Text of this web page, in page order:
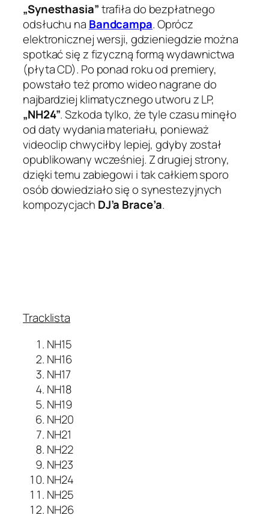
„Synesthasia”trafiła do bezpłatnego
odsłuchu na Bandcampa. Oprócz
elektronicznej wersji, gdzieniegdzie można
spotkać się z fizyczną formą wydawnictwa
(płyta CD). Po ponad roku od premiery,
powstało też promo wideo nagrane do
najbardziej klimatycznego utworu z LP,
„NH24”. Szkoda tylko, że tyle czasu minęło
od daty wydania materiału, ponieważ
videoclip chwyciłby lepiej, gdyby został
opublikowany wcześniej. Z drugiej strony,
dzięki temu zabiegowi i tak całkiem sporo
osób dowiedziało się o synestezyjnych
kompozycjach DJ’a Brace’a.
Tracklista
NH15
NH16
NH17
NH18
NH19
NH20
NH21
NH22
NH23
NH24
NH25
NH26